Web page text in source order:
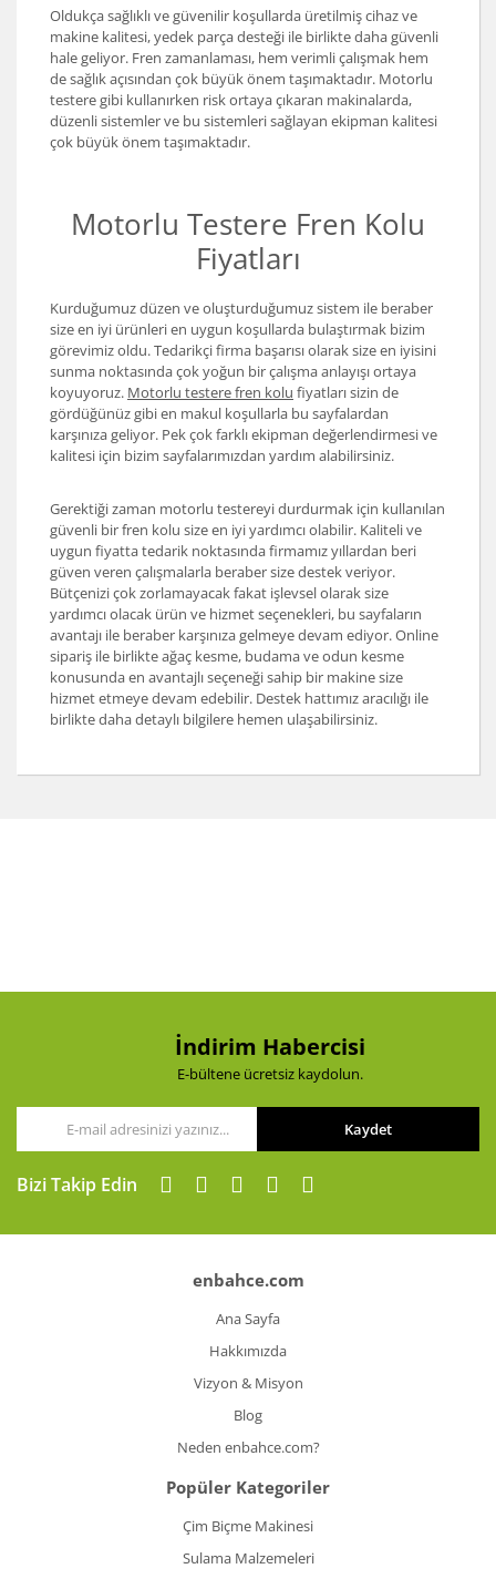
Oldukça sağlıklı ve güvenilir koşullarda üretilmiş cihaz ve
makine kalitesi, yedek parça desteği ile birlikte daha güvenli
hale geliyor. Fren zamanlaması, hem verimli çalışmak hem
de sağlık açısından çok büyük önem taşımaktadır. Motorlu
testere gibi kullanırken risk ortaya çıkaran makinalarda,
düzenli sistemler ve bu sistemleri sağlayan ekipman kalitesi
çok büyük önem taşımaktadır.
Motorlu Testere Fren Kolu
Fiyatları
Kurduğumuz düzen ve oluşturduğumuz sistem ile beraber
size en iyi ürünleri en uygun koşullarda bulaştırmak bizim
görevimiz oldu. Tedarikçi firma başarısı olarak size en iyisini
sunma noktasında çok yoğun bir çalışma anlayışı ortaya
koyuyoruz. Motorlu testere fren kolu fiyatları sizin de
gördüğünüz gibi en makul koşullarla bu sayfalardan
karşınıza geliyor. Pek çok farklı ekipman değerlendirmesi ve
kalitesi için bizim sayfalarımızdan yardım alabilirsiniz.
Gerektiği zaman motorlu testereyi durdurmak için kullanılan
güvenli bir fren kolu size en iyi yardımcı olabilir. Kaliteli ve
uygun fiyatta tedarik noktasında firmamız yıllardan beri
güven veren çalışmalarla beraber size destek veriyor.
Bütçenizi çok zorlamayacak fakat işlevsel olarak size
yardımcı olacak ürün ve hizmet seçenekleri, bu sayfaların
avantajı ile beraber karşınıza gelmeye devam ediyor. Online
sipariş ile birlikte ağaç kesme, budama ve odun kesme
konusunda en avantajlı seçeneği sahip bir makine size
hizmet etmeye devam edebilir. Destek hattımız aracılığı ile
birlikte daha detaylı bilgilere hemen ulaşabilirsiniz.
İndirim Habercisi
E-bültene ücretsiz kaydolun.
Kaydet
Bizi Takip Edin
enbahce.com
Ana Sayfa
Hakkımızda
Vizyon & Misyon
Blog
Neden enbahce.com?
Popüler Kategoriler
Çim Biçme Makinesi
Sulama Malzemeleri